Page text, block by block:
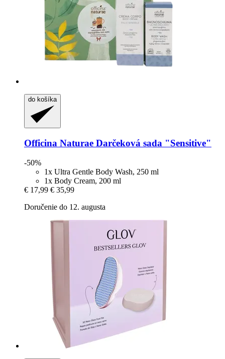
do košíka
Officina Naturae Darčeková sada "Sensitive"
-50%
1x Ultra Gentle Body Wash, 250 ml
1x Body Cream, 200 ml
€ 17,99 € 35,99
Doručenie do 12. augusta